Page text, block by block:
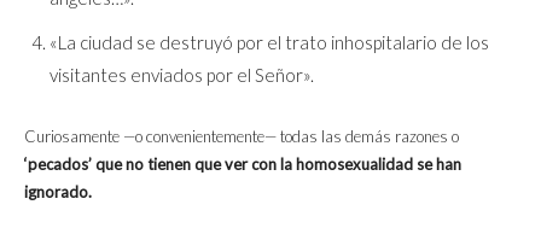
«La ciudad se destruyó por el trato inhospitalario de los
visitantes enviados por el Señor».
Curiosamente —o convenientemente— todas las demás razones o
‘pecados’ que no tienen que ver con la homosexualidad se han
ignorado.